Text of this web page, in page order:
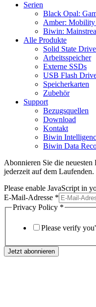
Serien
Black Opal:
Amber: Mobility
Biwin:
Alle Produkte
Solid State
Arbeitsspeicher
Externe SSDs
USB Flash
Speicherkarten
Zubehör
Support
Bezugsquellen
Download
Kontakt
Biwin
Biwin Data
Abonnieren Sie die
jederzeit auf dem Laufenden.
Please enable JavaScript in
E-Mail-Adresse *
Privacy Policy *
Please verify
Jetzt abonnieren